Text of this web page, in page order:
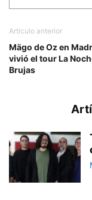
Artículo anterior
Mägo de Oz en
vivió el tour La
Brujas